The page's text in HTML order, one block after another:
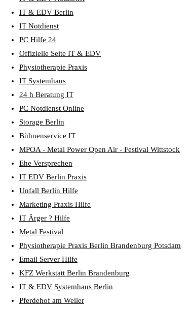
IT & EDV Berlin
IT Notdienst
PC Hilfe 24
Offizielle Seite IT & EDV
Physiotherapie Praxis
IT Systemhaus
24 h Beratung IT
PC Notdienst Online
Storage Berlin
Bühnenservice IT
MPOA - Metal Power Open Air - Festival Wittstock
Ehe Versprechen
IT EDV Berlin Praxis
Unfall Berlin Hilfe
Marketing Praxis Hilfe
IT Ärger ? Hilfe
Metal Festival
Physiotherapie Praxis Berlin Brandenburg Potsdam
Email Server Hilfe
KFZ Werkstatt Berlin Brandenburg
IT & EDV Systemhaus Berlin
Pferdehof am Weiler